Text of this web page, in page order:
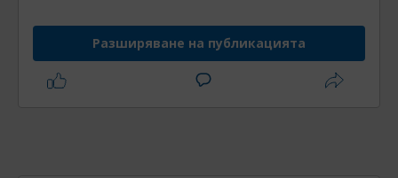
Разширяване на публикацията